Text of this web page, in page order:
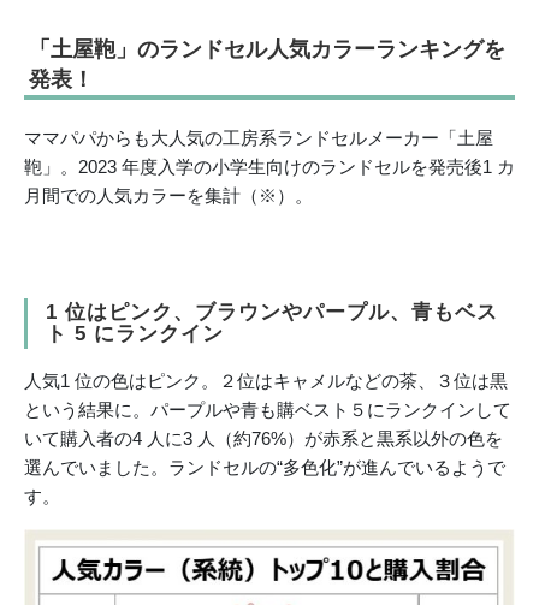
「土屋鞄」のランドセル人気カラーランキングを
発表！
ママパパからも大人気の工房系ランドセルメーカー「土屋
鞄」。2023 年度入学の小学生向けのランドセルを発売後1 カ
月間での人気カラーを集計（※）。
1 位はピンク、ブラウンやパープル、青もベス
ト 5 にランクイン
人気1 位の色はピンク。２位はキャメルなどの茶、３位は黒
という結果に。パープルや青も購ベスト５にランクインして
いて購入者の4 人に3 人（約76%）が赤系と黒系以外の色を
選んでいました。ランドセルの“多色化”が進んでいるようで
す。